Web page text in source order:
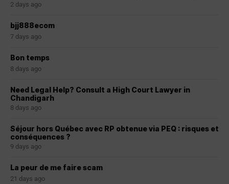
2 days ago
bjj888ecom
7 days ago
Bon temps
8 days ago
Need Legal Help? Consult a High Court Lawyer in
Chandigarh
8 days ago
Séjour hors Québec avec RP obtenue via PEQ : risques et
conséquences ?
9 days ago
La peur de me faire scam
21 days ago